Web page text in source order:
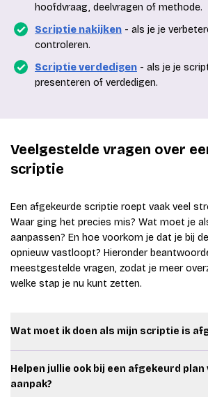
hoofdvraag, deelvragen of methode.
Scriptie nakijken - als je je
controleren.
Scriptie verdedigen - als je je
presenteren of verdedigen.
Veelgestelde vragen over
scriptie
Een afgekeurde scriptie roept vaak veel
Waar ging het precies mis? Wat moet je
aanpassen? En hoe voorkom je dat je bij
opnieuw vastloopt? Hieronder
meestgestelde vragen, zodat je meer
welke stap je nu kunt zetten.
Wat moet ik doen als mijn scriptie is
door. Kijk welke onderdelen
uitleg als feedback vaag is. Maak
Helpen jullie ook bij een afgekeurd plan
aanpak?